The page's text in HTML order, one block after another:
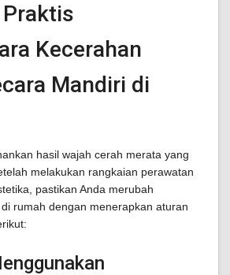
Kecerahan
Mandiri di
hasil wajah cerah merata yang
melakukan rangkaian perawatan
pastikan Anda merubah
rumah dengan menerapkan aturan